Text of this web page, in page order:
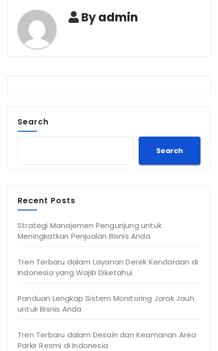
Byadmin
Search
Search
Recent Posts
Strategi Manajemen Pengunjung untuk
Meningkatkan Penjualan Bisnis Anda
Tren Terbaru dalam Layanan Derek Kendaraan di
Indonesia yang Wajib Diketahui
Panduan Lengkap Sistem Monitoring Jarak Jauh
untuk Bisnis Anda
Tren Terbaru dalam Desain dan Keamanan Area
Parkir Resmi di Indonesia